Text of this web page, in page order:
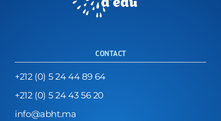
CONTACT
+212 (0) 5 24 44 89 64
+212 (0) 5 24 43 56 20
info@abht.ma